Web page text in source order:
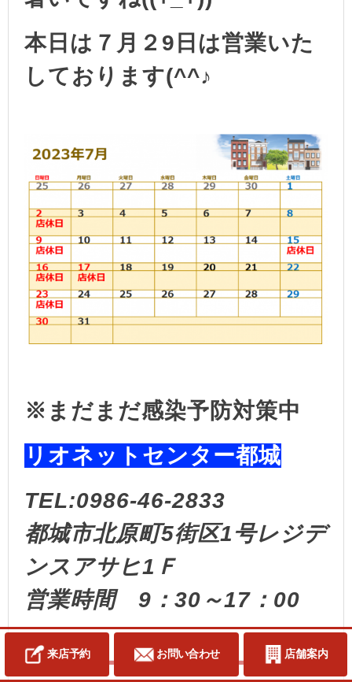
来店予約 お問い合わせ 店舗案内
本日は７月２9日は営業いた
しております(^^♪
※まだまだ感染予防対策中
リオネットセンター都城
TEL:0986-46-2833
都城市北原町5街区1号レジデ
ンスアサヒ1Ｆ
営業時間 9：30～17：00